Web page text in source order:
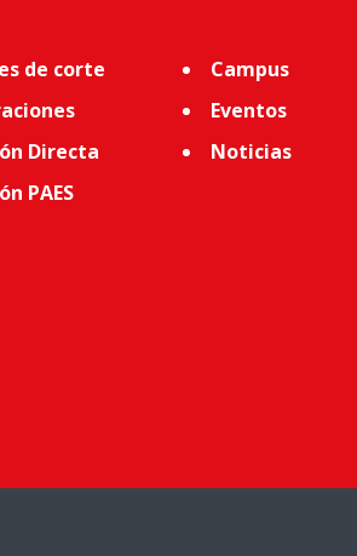
de corte
Directa
PAES
Campus
Eventos
Noticias